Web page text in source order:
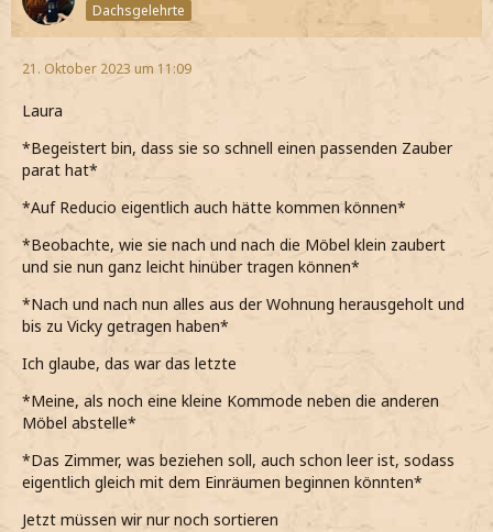
Dachsgelehrte
21. Oktober 2023 um 11:09
Laura
*Begeistert bin, dass sie so schnell einen passenden Zauber
parat hat*
*Auf Reducio eigentlich auch hätte kommen können*
*Beobachte, wie sie nach und nach die Möbel klein zaubert
und sie nun ganz leicht hinüber tragen können*
*Nach und nach nun alles aus der Wohnung herausgeholt und
bis zu Vicky getragen haben*
Ich glaube, das war das letzte
*Meine, als noch eine kleine Kommode neben die anderen
Möbel abstelle*
*Das Zimmer, was beziehen soll, auch schon leer ist, sodass
eigentlich gleich mit dem Einräumen beginnen könnten*
Jetzt müssen wir nur noch sortieren